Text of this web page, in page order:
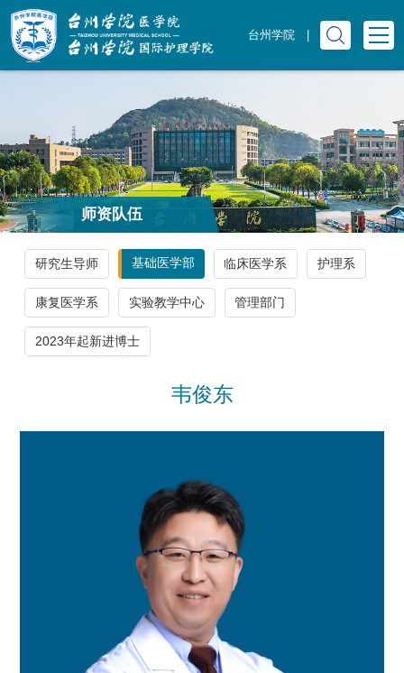
台州学院
师资队伍
研究生导师 基础医学部 临床医学系 护理系
康复医学系 实验教学中心 管理部门
2023年起新进博士
韦俊东